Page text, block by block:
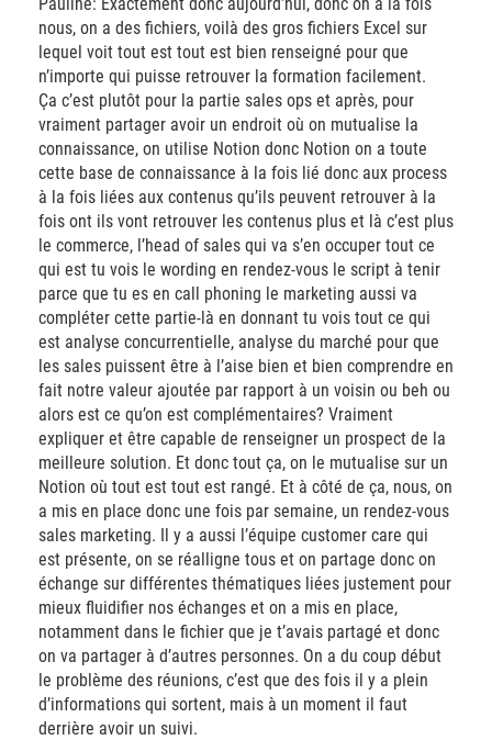
nous, on a des fichiers, voilà des gros fichiers Excel sur
lequel voit tout est tout est bien renseigné pour que
n’importe qui puisse retrouver la formation facilement.
Ça c’est plutôt pour la partie sales ops et après, pour
vraiment partager avoir un endroit où on mutualise la
connaissance, on utilise Notion donc Notion on a toute
cette base de connaissance à la fois lié donc aux process
à la fois liées aux contenus qu’ils peuvent retrouver à la
fois ont ils vont retrouver les contenus plus et là c’est plus
le commerce, l’head of sales qui va s’en occuper tout ce
qui est tu vois le wording en rendez-vous le script à tenir
parce que tu es en call phoning le marketing aussi va
compléter cette partie-là en donnant tu vois tout ce qui
est analyse concurrentielle, analyse du marché pour que
les sales puissent être à l’aise bien et bien comprendre en
fait notre valeur ajoutée par rapport à un voisin ou beh ou
alors est ce qu’on est complémentaires? Vraiment
expliquer et être capable de renseigner un prospect de la
meilleure solution. Et donc tout ça, on le mutualise sur un
Notion où tout est tout est rangé. Et à côté de ça, nous, on
a mis en place donc une fois par semaine, un rendez-vous
sales marketing. Il y a aussi l’équipe customer care qui
est présente, on se réalligne tous et on partage donc on
échange sur différentes thématiques liées justement pour
mieux fluidifier nos échanges et on a mis en place,
notamment dans le fichier que je t’avais partagé et donc
on va partager à d’autres personnes. On a du coup début
le problème des réunions, c’est que des fois il y a plein
d’informations qui sortent, mais à un moment il faut
derrière avoir un suivi.